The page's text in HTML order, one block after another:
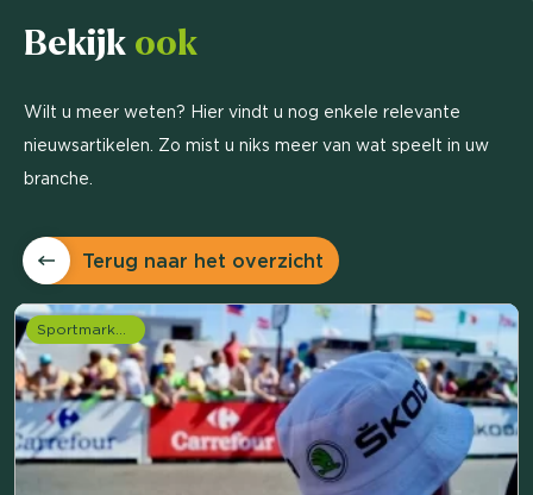
Bekijk ook
Wilt u meer weten? Hier vindt u nog enkele relevante
nieuwsartikelen. Zo mist u niks meer van wat speelt in uw
branche.
Terug naar het overzicht